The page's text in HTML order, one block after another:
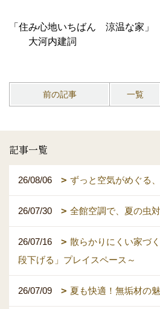
「住み心地いちばん 涼温な家」
大河内建詞
前の記事 一覧
記事一覧
26/08/06 ずっと空気がめぐる
26/07/30 全館空調で、夏の虫
26/07/16
散らかりにくい家づ
段下げる」プレイスペース～
26/07/09 夏も快適！無垢材の